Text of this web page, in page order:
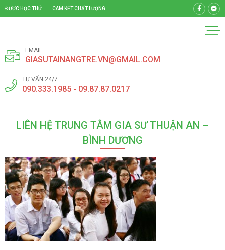
ĐƯỢC HỌC THỬ CAM KẾT CHẤT LƯỢNG
EMAIL
GIASUTAINANGTRE.VN@GMAIL.COM
TƯ VẤN 24/7
090.333.1985 - 09.87.87.0217
LIÊN HỆ TRUNG TÂM GIA SƯ THUẬN AN –
BÌNH DƯƠNG